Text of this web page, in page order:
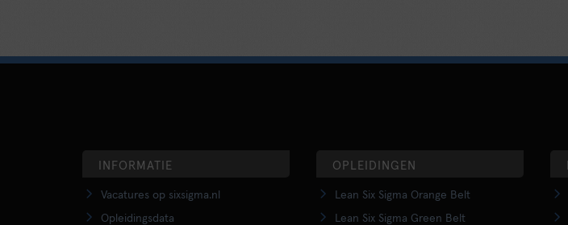
INFORMATIE
Vacatures op sixsigma.nl
Opleidingsdata
OPLEIDINGEN
Lean Six Sigma Orange Belt
Lean Six Sigma Green Belt